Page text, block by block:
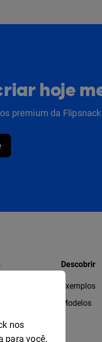
hoje
premium da Flipsnack
Descobrir
Exemplos
Modelos
nos
para você,